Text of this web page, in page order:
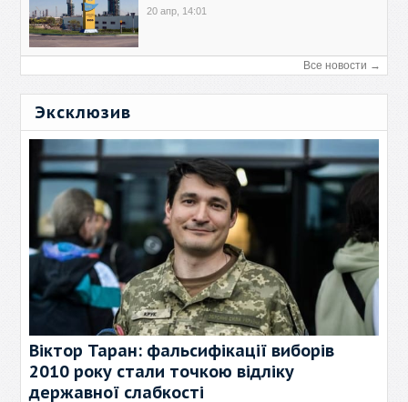
20 апр, 14:01
Все новости →
Эксклюзив
Віктор Таран: фальсифікації виборів
2010 року стали точкою відліку
державної слабкості